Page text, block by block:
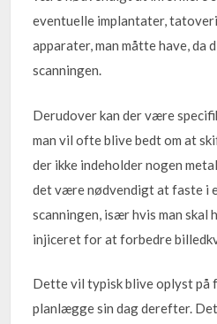
eventuelle implantater,
apparater, man måtte have, da
scanningen.
Derudover kan der være
man vil ofte blive bedt om at
der ikke indeholder nogen
det være nødvendigt at faste i
scanningen, især hvis man skal
injiceret for at forbedre
Dette vil typisk blive oplyst på
planlægge sin dag derefter.